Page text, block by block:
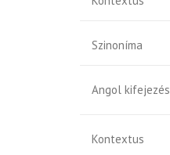
Szinoníma
Angol kifejezés
Kontextus